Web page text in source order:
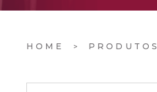
HOME PRODUTOS